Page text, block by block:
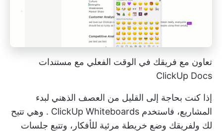
تعاون مع فريقك في الوقت الفعلي مع مستندات
ClickUp Docs
إذا كنت بحاجة إلى القليل من العصف الذهني لبدء
المشاريع، فاستخدم ClickUp Whiteboards . وهي تتيح
لك ولفريقك وضع خريطة مرئية للأفكار، وتتبع جلسات